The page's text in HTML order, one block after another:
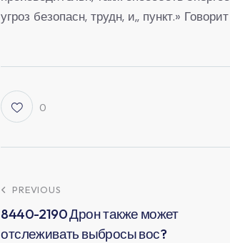
угроз безопасн, трудн, и,, пункт.»
0
PREVIOUS
8440-2190 Дрон также может
отслеживать выбросы вос?